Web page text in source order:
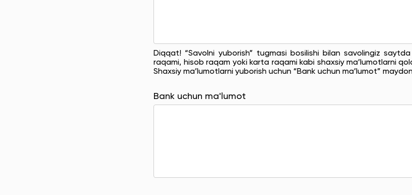
Diqqat! “Savolni yuborish” tugmasi bosilishi bilan savolingiz
raqami, hisob raqam yoki karta raqami kabi shaxsiy ma’lumotlarni
Shaxsiy ma’lumotlarni yuborish uchun “Bank uchun ma’lumot”
Bank uchun ma'lumot